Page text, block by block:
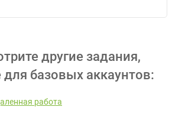
другие задания,
базовых аккаунтов:
работа